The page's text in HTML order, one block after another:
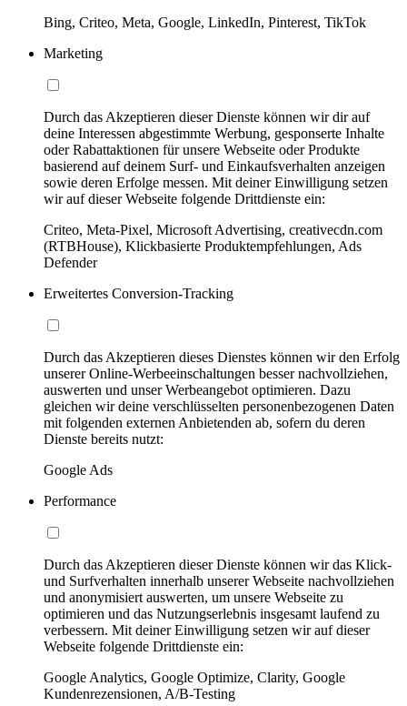
Bing, Criteo, Meta, Google, LinkedIn, Pinterest, TikTok
Marketing
Durch das Akzeptieren dieser Dienste können wir dir auf
deine Interessen abgestimmte Werbung, gesponserte Inhalte
oder Rabattaktionen für unsere Webseite oder Produkte
basierend auf deinem Surf- und Einkaufsverhalten anzeigen
sowie deren Erfolge messen. Mit deiner Einwilligung setzen
wir auf dieser Webseite folgende Drittdienste ein:
Criteo, Meta-Pixel, Microsoft Advertising, creativecdn.com
(RTBHouse), Klickbasierte Produktempfehlungen, Ads
Defender
Erweitertes Conversion-Tracking
Durch das Akzeptieren dieses Dienstes können wir den Erfolg
unserer Online-Werbeeinschaltungen besser nachvollziehen,
auswerten und unser Werbeangebot optimieren. Dazu
gleichen wir deine verschlüsselten personenbezogenen Daten
mit folgenden externen Anbietenden ab, sofern du deren
Dienste bereits nutzt:
Google Ads
Performance
Durch das Akzeptieren dieser Dienste können wir das Klick-
und Surfverhalten innerhalb unserer Webseite nachvollziehen
und anonymisiert auswerten, um unsere Webseite zu
optimieren und das Nutzungserlebnis insgesamt laufend zu
verbessern. Mit deiner Einwilligung setzen wir auf dieser
Webseite folgende Drittdienste ein:
Google Analytics, Google Optimize, Clarity, Google
Kundenrezensionen, A/B-Testing